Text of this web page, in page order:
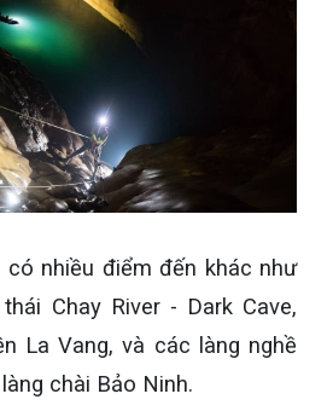
có nhiều điểm đến khác như
Chay River - Dark Cave,
La Vang, và các làng nghề
chài Bảo Ninh.